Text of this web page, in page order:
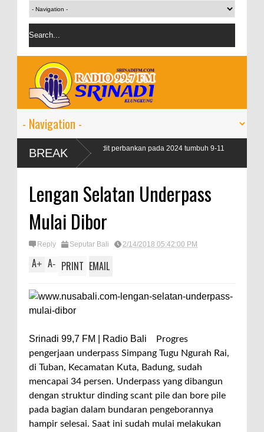
BREAK
OJK targetkan kredit perbankan pada 2024 tumbuh 9-11
Lengan Selatan Underpass
Mulai Dibor
Reply Seputar Bali 2/14/2018 05:42:00 PM
A+ A- PRINT EMAIL
Srinadi 99,7 FM | Radio Bali
Progres
pengerjaan underpass Simpang Tugu Ngurah Rai,
di Tuban, Kecamatan Kuta, Badung, sudah
mencapai 34 persen. Underpass yang dibangun
dengan struktur dinding scant pile dan bore pile
pada bagian dalam bundaran pengeborannya
hampir selesai. Saat ini sudah mulai melakukan